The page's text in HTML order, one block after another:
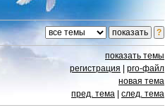
показать темы
регистрация
pro-файл
новая тема
пред. тема
след. тема